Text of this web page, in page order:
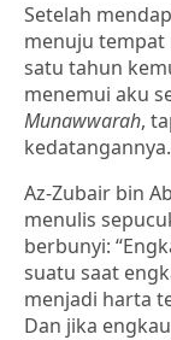
Setelah
menuju tempat
satu tahun
menemui aku
Munawwarah,
Az-Zubair bin
menulis
berbunyi:
suatu saat
menjadi harta
Dan jika